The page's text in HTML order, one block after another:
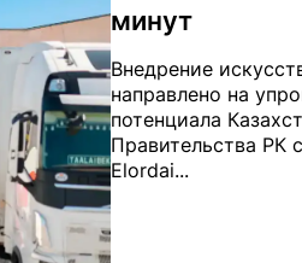
минут
Внедрение
направлено на
потенциала
Правительства РК
Elordai...